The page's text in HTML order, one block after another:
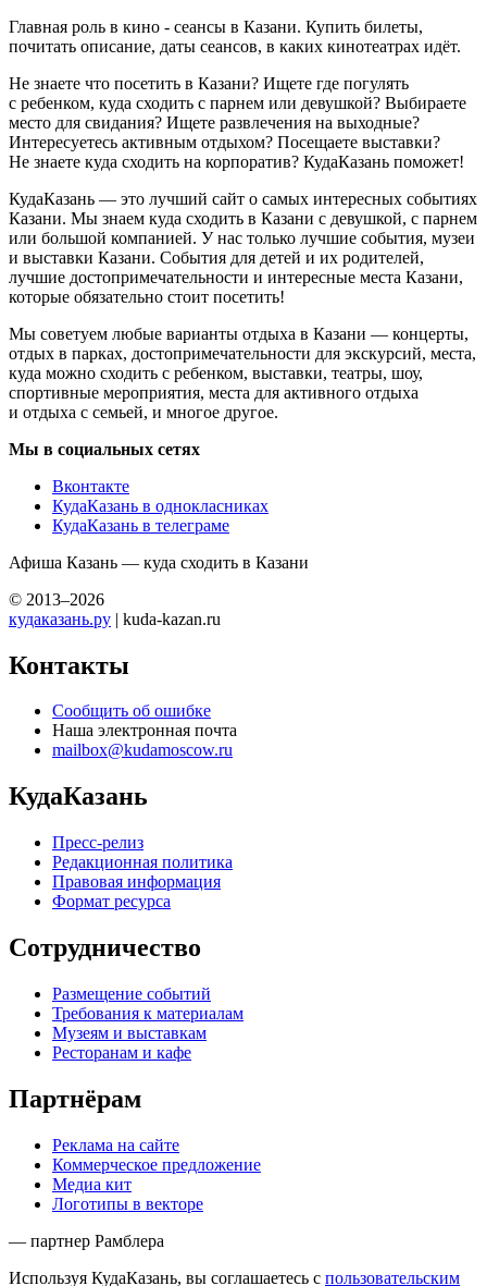
Главная роль в кино - сеансы в Казани. Купить билеты,
почитать описание, даты сеансов, в каких кинотеатрах идёт.
Не знаете что посетить в Казани? Ищете где погулять
с ребенком, куда сходить с парнем или девушкой? Выбираете
место для свидания? Ищете развлечения на выходные?
Интересуетесь активным отдыхом? Посещаете выставки?
Не знаете куда сходить на корпоратив? КудаКазань поможет!
КудаКазань — это лучший сайт о самых интересных событиях
Казани. Мы знаем куда сходить в Казани с девушкой, с парнем
или большой компанией. У нас только лучшие события, музеи
и выставки Казани. События для детей и их родителей,
лучшие достопримечательности и интересные места Казани,
которые обязательно стоит посетить!
Мы советуем любые варианты отдыха в Казани — концерты,
отдых в парках, достопримечательности для экскурсий, места,
куда можно сходить с ребенком, выставки, театры, шоу,
спортивные мероприятия, места для активного отдыха
и отдыха с семьей, и многое другое.
Мы в социальных сетях
Вконтакте
КудаКазань в однокласниках
КудаКазань в телеграме
Афиша Казань — куда сходить в Казани
© 2013–2026
кудаказань.ру | kuda-kazan.ru
Контакты
Сообщить об ошибке
Наша электронная почта
mailbox@kudamoscow.ru
КудаКазань
Пресс-релиз
Редакционная политика
Правовая информация
Формат ресурса
Сотрудничество
Размещение событий
Требования к материалам
Музеям и выставкам
Ресторанам и кафе
Партнёрам
Реклама на сайте
Коммерческое предложение
Медиа кит
Логотипы в векторе
— партнер Рамблера
Используя КудаКазань, вы соглашаетесь с пользовательским